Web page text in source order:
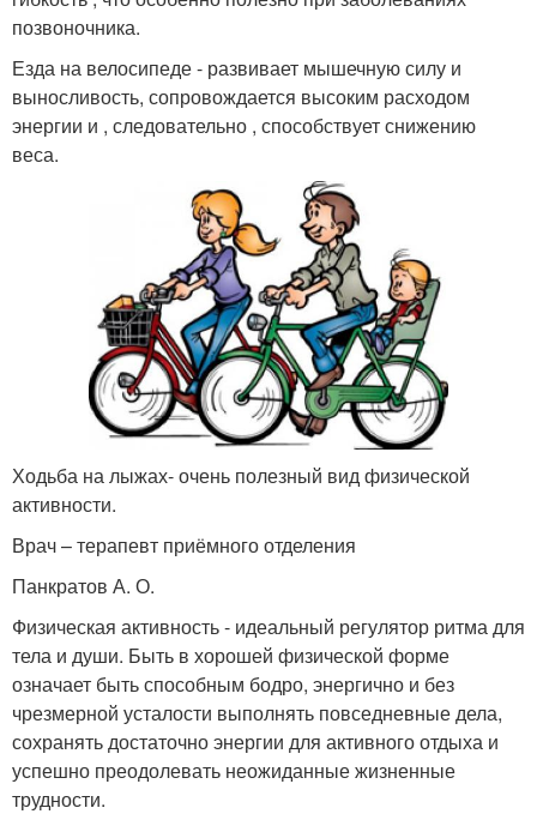
позвоночника.
Езда на велосипеде - развивает мышечную силу и
выносливость, сопровождается высоким расходом
энергии и , следовательно , способствует снижению
веса.
Ходьба на лыжах- очень полезный вид физической
активности.
Врач – терапевт приёмного отделения
Панкратов А. О.
Физическая активность - идеальный регулятор ритма для
тела и души. Быть в хорошей физической форме
означает быть способным бодро, энергично и без
чрезмерной усталости выполнять повседневные дела,
сохранять достаточно энергии для активного отдыха и
успешно преодолевать неожиданные жизненные
трудности.